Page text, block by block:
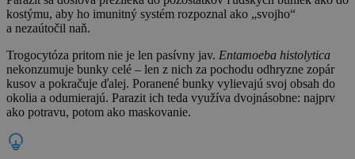
kostýmu, aby ho imunitný systém rozpoznal ako „svojho“
a nezaútočil naň.
Trogocytóza pritom nie je len pasívny jav. Entamoeba histolytica
nekonzumuje bunky celé – len z nich za pochodu odhryzne zopár
kusov a pokračuje ďalej. Poranené bunky vylievajú svoj obsah do
okolia a odumierajú. Parazit ich teda využíva dvojnásobne: najprv
ako potravu, potom ako maskovanie.